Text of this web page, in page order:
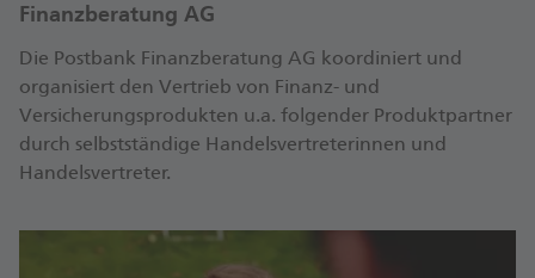
Finanzberatung AG
Die Postbank Finanzberatung AG koordiniert und
organisiert den Vertrieb von Finanz- und
Versicherungsprodukten u.a. folgender Produktpartner
durch selbstständige Handelsvertreterinnen und
Handelsvertreter.